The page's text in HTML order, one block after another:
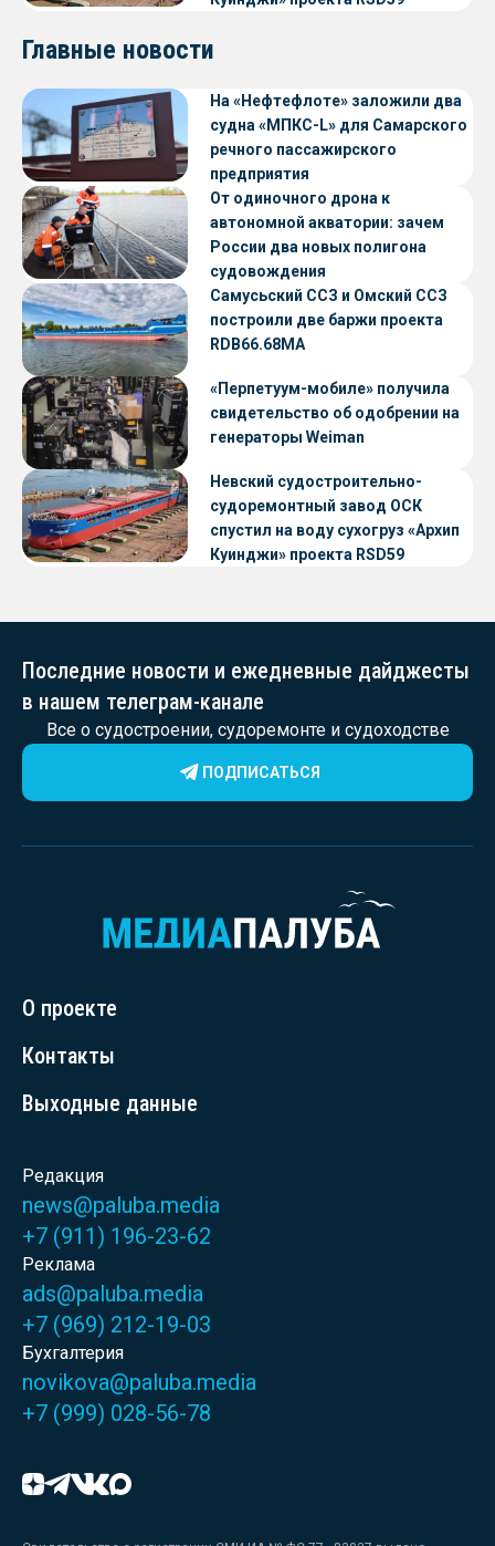
Главные новости
На «Нефтефлоте» заложили два
судна «МПКС-L» для Самарского
речного пассажирского
предприятия
От одиночного дрона к
автономной акватории: зачем
России два новых полигона
судовождения
Самусьский ССЗ и Омский ССЗ
построили две баржи проекта
RDB66.68МА
«Перпетуум-мобиле» получила
свидетельство об одобрении на
генераторы Weiman
Невский судостроительно-
судоремонтный завод ОСК
спустил на воду сухогруз «Архип
Куинджи» проекта RSD59
Последние новости и ежедневные дайджесты
в нашем телеграм-канале
Все о судостроении, судоремонте и судоходстве
ПОДПИСАТЬСЯ
О проекте
Контакты
Выходные данные
Редакция
news@paluba.media
+7 (911) 196-23-62
Реклама
ads@paluba.media
+7 (969) 212-19-03
Бухгалтерия
novikova@paluba.media
+7 (999) 028-56-78